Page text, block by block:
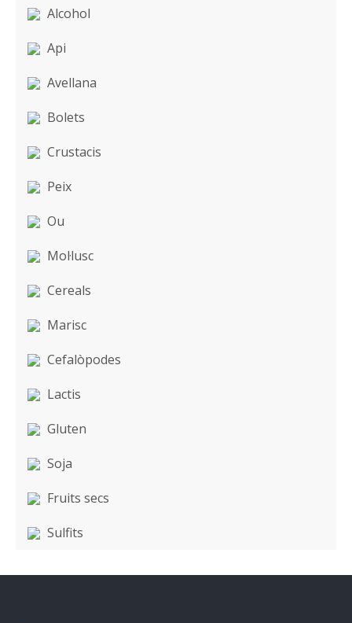
Alcohol
Api
Avellana
Bolets
Crustacis
Peix
Ou
Mol·lusc
Cereals
Marisc
Cefalòpodes
Lactis
Gluten
Soja
Fruits secs
Sulfits